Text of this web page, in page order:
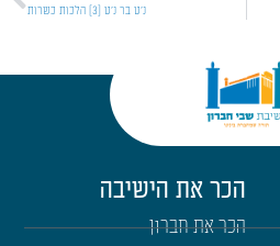
נ'ט בר נ'ט [3] הלכות כשרות
הכר את הישיבה
הכר את חברון